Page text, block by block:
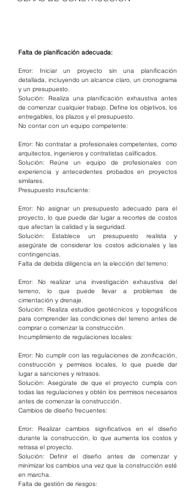
Falta de planificación adecuada:
Error: Iniciar un proyecto sin una planificación
detallada, incluyendo un alcance claro, un cronograma
y un presupuesto.
Solución: Realiza una planificación exhaustiva antes
de comenzar cualquier trabajo. Define los objetivos, los
entregables, los plazos y el presupuesto.
No contar con un equipo competente:
Error: No contratar a profesionales competentes, como
arquitectos, ingenieros y contratistas calificados.
Solución: Reúne un equipo de profesionales con
experiencia y antecedentes probados en proyectos
similares.
Presupuesto insuficiente:
Error: No asignar un presupuesto adecuado para el
proyecto, lo que puede dar lugar a recortes de costos
que afectan la calidad y la seguridad.
Solución: Establece un presupuesto realista y
asegúrate de considerar los costos adicionales y las
contingencias.
Falta de debida diligencia en la elección del terreno:
Error: No realizar una investigación exhaustiva del
terreno, lo que puede llevar a problemas de
cimentación y drenaje.
Solución: Realiza estudios geotécnicos y topográficos
para comprender las condiciones del terreno antes de
comprar o comenzar la construcción.
Incumplimiento de regulaciones locales:
Error: No cumplir con las regulaciones de zonificación,
construcción y permisos locales, lo que puede dar
lugar a sanciones y retrasos.
Solución: Asegúrate de que el proyecto cumpla con
todas las regulaciones y obtén los permisos necesarios
antes de comenzar la construcción.
Cambios de diseño frecuentes:
Error: Realizar cambios significativos en el diseño
durante la construcción, lo que aumenta los costos y
retrasa el proyecto.
Solución: Definir el diseño antes de comenzar y
minimizar los cambios una vez que la construcción esté
en marcha.
Falta de gestión de riesgos: